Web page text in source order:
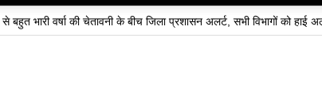
चेतावनी के बीच जिला प्रशासन अलर्ट, सभी विभागों को हाई अलर्ट पर रहने के निर्देश